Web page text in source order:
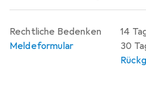
14
30
Rechtliche Bedenken
Meldeformular